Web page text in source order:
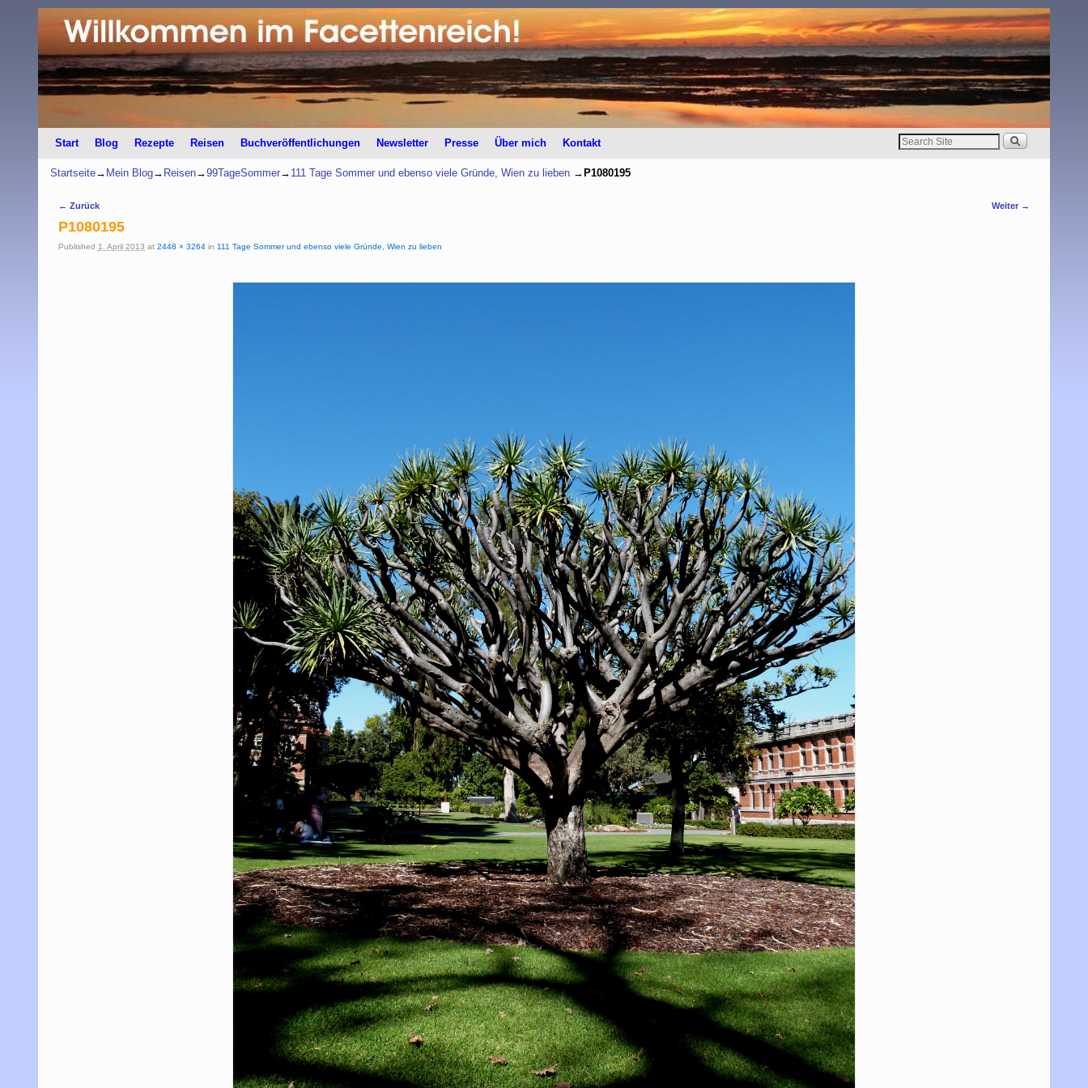
Zum Inhalt wechseln
Zum sekundären Inhalt wechseln
Start Blog Rezepte Reisen Buchveröffentlichungen Newsletter Presse Über mich Kontakt
Startseite→ Mein Blog→ Reisen→99TageSommer→ 111 Tage Sommer und ebenso viele Gründe, Wien zu lieben → P1080195
Bilder-Navigation
← Zurück Weiter →
P1080195
Published 1. April 2013 at 2448 × 3264 in 111 Tage Sommer und ebenso viele Gründe, Wien zu lieben